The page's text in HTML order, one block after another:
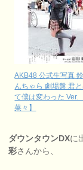
AKB48 公式生写真
んちゃら 劇場盤 君
て僕は変わった Ver.
菜々】
ダウンタウンDXに
彩さんから、